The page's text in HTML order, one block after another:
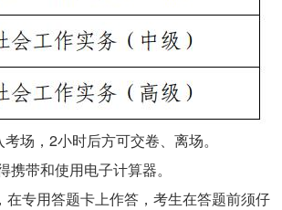
场，2小时后方可交卷、离场。
带和使用电子计算器。
专用答题卡上作答，考生在答题前须仔